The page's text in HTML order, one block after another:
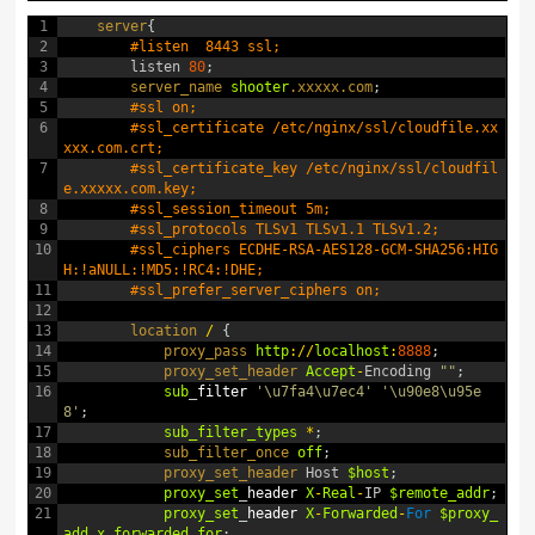
1
2
3
4
5
6
7
8
9
10
11
12
13
14
15
16
17
18
19
20
21
server{
#listen  8443 ssl;
listen 80;
server_name shooter.xxxxx.com;
#ssl on;
#ssl_certificate /etc/nginx/ssl/cloudfile.xx
xxx.com.crt;
#ssl_certificate_key /etc/nginx/ssl/cloudfil
e.xxxxx.com.key;
#ssl_session_timeout 5m;
#ssl_protocols TLSv1 TLSv1.1 TLSv1.2;
#ssl_ciphers ECDHE-RSA-AES128-GCM-SHA256:HIG
H:!aNULL:!MD5:!RC4:!DHE;
#ssl_prefer_server_ciphers on;
location / {
proxy_pass
http: //localhost :8888;
proxy_set_header Accept - Encoding "" ;
sub filter '\u7fa4\u7ec4'
'\u90e8\u95e
8' ;
sub_filter_types
* ;
sub_filter_once off;
proxy_set_header
Host $host ;
proxy_set
header X- Real -IP $remote_addr;
proxy_set
header X- Forwarded - For $proxy_